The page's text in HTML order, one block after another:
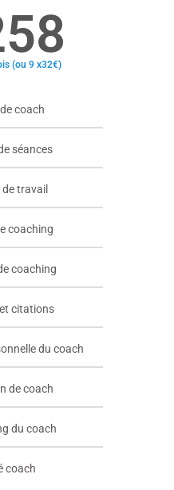
(ou 9 x32€)
coach
séances
de travail
coaching
coaching
citations
du coach
de coach
du coach
coach